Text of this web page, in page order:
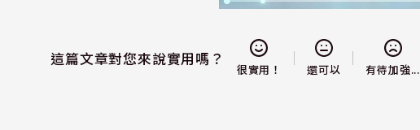
這篇文章對您來說實用嗎？
很實用！ 還可以 有待加強...